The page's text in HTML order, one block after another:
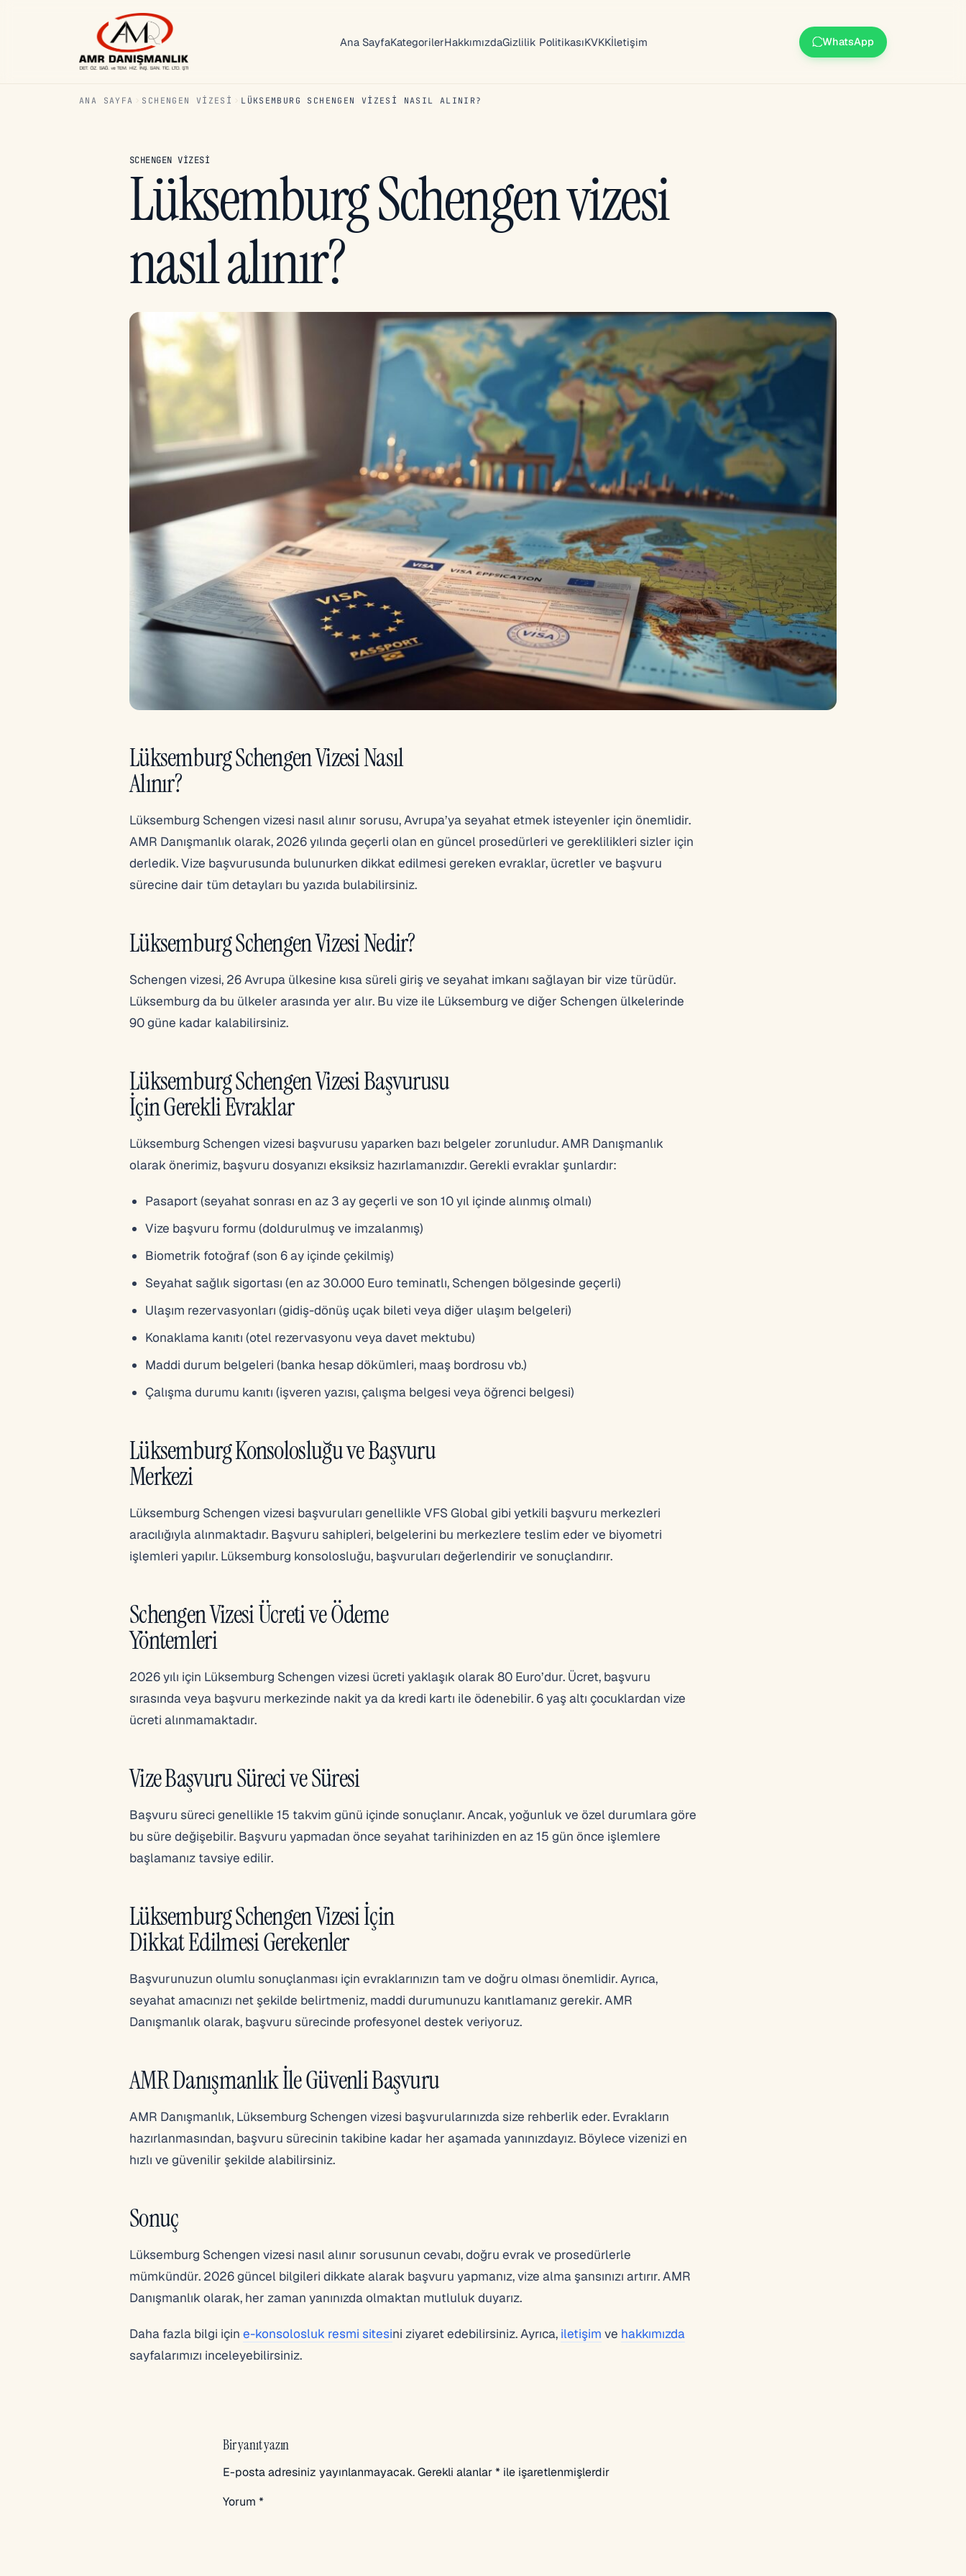
Ana SayfaKategorilerHakkımızdaGizlilik PolitikasıKVKKİletişim WhatsApp
ANA SAYFA SCHENGEN VIZESI LÜKSEMBURG SCHENGEN VIZESI NASIL ALINIR?
SCHENGEN VIZESI
Lüksemburg Schengen vizesi
nasıl alınır?
Lüksemburg Schengen Vizesi Nasıl
Alınır?
Lüksemburg Schengen vizesi nasıl alınır sorusu, Avrupa’ya seyahat etmek isteyenler için önemlidir.
AMR Danışmanlık olarak, 2026 yılında geçerli olan en güncel prosedürleri ve gereklilikleri sizler için
derledik. Vize başvurusunda bulunurken dikkat edilmesi gereken evraklar, ücretler ve başvuru
sürecine dair tüm detayları bu yazıda bulabilirsiniz.
Lüksemburg Schengen Vizesi Nedir?
Schengen vizesi, 26 Avrupa ülkesine kısa süreli giriş ve seyahat imkanı sağlayan bir vize türüdür.
Lüksemburg da bu ülkeler arasında yer alır. Bu vize ile Lüksemburg ve diğer Schengen ülkelerinde
90 güne kadar kalabilirsiniz.
Lüksemburg Schengen Vizesi Başvurusu
İçin Gerekli Evraklar
Lüksemburg Schengen vizesi başvurusu yaparken bazı belgeler zorunludur. AMR Danışmanlık
olarak önerimiz, başvuru dosyanızı eksiksiz hazırlamanızdır. Gerekli evraklar şunlardır:
Pasaport (seyahat sonrası en az 3 ay geçerli ve son 10 yıl içinde alınmış olmalı)
Vize başvuru formu (doldurulmuş ve imzalanmış)
Biometrik fotoğraf (son 6 ay içinde çekilmiş)
Seyahat sağlık sigortası (en az 30.000 Euro teminatlı, Schengen bölgesinde geçerli)
Ulaşım rezervasyonları (gidiş-dönüş uçak bileti veya diğer ulaşım belgeleri)
Konaklama kanıtı (otel rezervasyonu veya davet mektubu)
Maddi durum belgeleri (banka hesap dökümleri, maaş bordrosu vb.)
Çalışma durumu kanıtı (işveren yazısı, çalışma belgesi veya öğrenci belgesi)
Lüksemburg Konsolosluğu ve Başvuru
Merkezi
Lüksemburg Schengen vizesi başvuruları genellikle VFS Global gibi yetkili başvuru merkezleri
aracılığıyla alınmaktadır. Başvuru sahipleri, belgelerini bu merkezlere teslim eder ve biyometri
işlemleri yapılır. Lüksemburg konsolosluğu, başvuruları değerlendirir ve sonuçlandırır.
Schengen Vizesi Ücreti ve Ödeme
Yöntemleri
2026 yılı için Lüksemburg Schengen vizesi ücreti yaklaşık olarak 80 Euro’dur. Ücret, başvuru
sırasında veya başvuru merkezinde nakit ya da kredi kartı ile ödenebilir. 6 yaş altı çocuklardan vize
ücreti alınmamaktadır.
Vize Başvuru Süreci ve Süresi
Başvuru süreci genellikle 15 takvim günü içinde sonuçlanır. Ancak, yoğunluk ve özel durumlara göre
bu süre değişebilir. Başvuru yapmadan önce seyahat tarihinizden en az 15 gün önce işlemlere
başlamanız tavsiye edilir.
Lüksemburg Schengen Vizesi İçin
Dikkat Edilmesi Gerekenler
Başvurunuzun olumlu sonuçlanması için evraklarınızın tam ve doğru olması önemlidir. Ayrıca,
seyahat amacınızı net şekilde belirtmeniz, maddi durumunuzu kanıtlamanız gerekir. AMR
Danışmanlık olarak, başvuru sürecinde profesyonel destek veriyoruz.
AMR Danışmanlık İle Güvenli Başvuru
AMR Danışmanlık, Lüksemburg Schengen vizesi başvurularınızda size rehberlik eder. Evrakların
hazırlanmasından, başvuru sürecinin takibine kadar her aşamada yanınızdayız. Böylece vizenizi en
hızlı ve güvenilir şekilde alabilirsiniz.
Sonuç
Lüksemburg Schengen vizesi nasıl alınır sorusunun cevabı, doğru evrak ve prosedürlerle
mümkündür. 2026 güncel bilgileri dikkate alarak başvuru yapmanız, vize alma şansınızı artırır. AMR
Danışmanlık olarak, her zaman yanınızda olmaktan mutluluk duyarız.
Daha fazla bilgi için e-konsolosluk resmi sitesini ziyaret edebilirsiniz. Ayrıca, iletişim ve hakkımızda
sayfalarımızı inceleyebilirsiniz.
Bir yanıt yazın
E-posta adresiniz yayınlanmayacak.Gerekli alanlar* ile işaretlenmişlerdir
Yorum *